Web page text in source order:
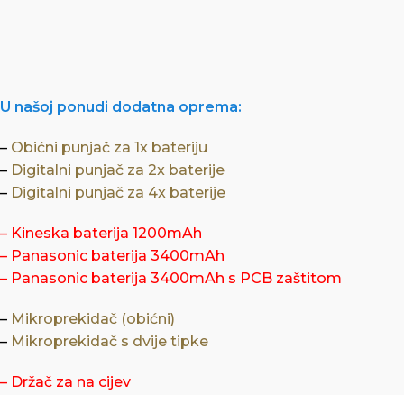
U našoj ponudi dodatna oprema:
– Obićni punjač za 1x bateriju
– Digitalni punjač za 2x baterije
– Digitalni punjač za 4x baterije
– Kineska baterija 1200mAh
– Panasonic baterija 3400mAh
– Panasonic baterija 3400mAh s PCB zaštitom
– Mikroprekidač (obićni)
– Mikroprekidač s dvije tipke
– Držač za na cijev